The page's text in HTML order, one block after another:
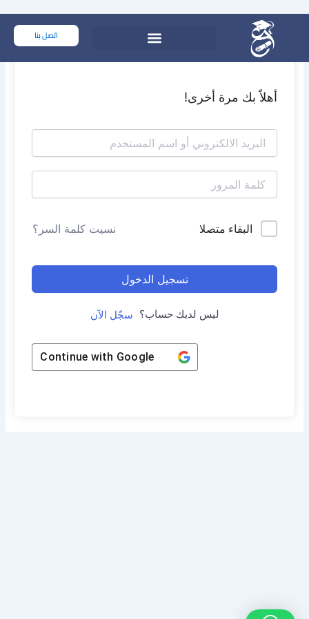
المحتوى
اتصل بنا
أهلاً بك مرة أخرى!
البقاء متصلا نسيت كلمة السر؟
تسجيل الدخول
ليس لديك حساب؟ سجّل الآن
Continue with Google